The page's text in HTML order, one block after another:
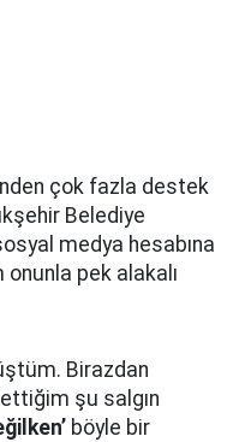
çok fazla destek
Belediye
medya hesabına
pek alakalı
Birazdan
şu salgın
böyle bir